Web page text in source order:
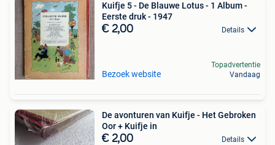
Kuifje 5 - De Blauwe Lotus - 1 Album -
Eerste druk - 1947
€ 2,00 Details
Bezoek website
Topadvertentie
Vandaag
De avonturen van Kuifje - Het Gebroken
Oor + Kuifje in
€ 2,00 Details